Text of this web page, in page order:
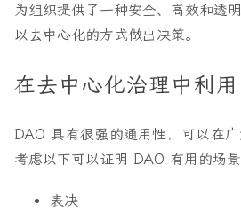
为组织提供了一种安全、高效和透
以去中心化的方式做出决策。
在去中心化治理中利
DAO 具有很强的通用性，可以在广
考虑以下可以证明 DAO 有用的场景
表决